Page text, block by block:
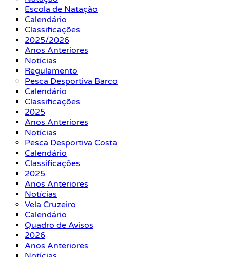
Escola de Natação
Calendário
Classificações
2025/2026
Anos Anteriores
Notícias
Regulamento
Pesca Desportiva Barco
Calendário
Classificações
2025
Anos Anteriores
Notícias
Pesca Desportiva Costa
Calendário
Classificações
2025
Anos Anteriores
Notícias
Vela Cruzeiro
Calendário
Quadro de Avisos
2026
Anos Anteriores